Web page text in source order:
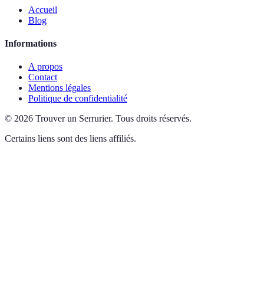
Accueil
Blog
Informations
A propos
Contact
Mentions légales
Politique de confidentialité
© 2026 Trouver un Serrurier. Tous droits réservés.
Certains liens sont des liens affiliés.